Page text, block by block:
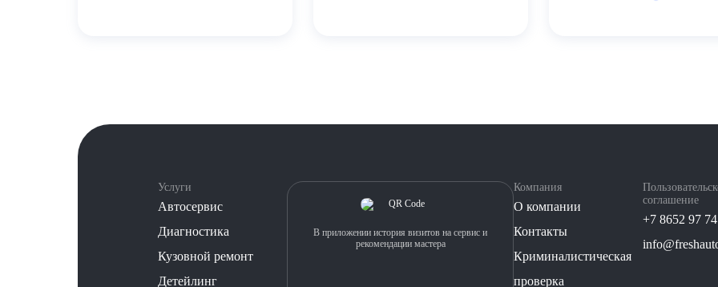
Услуги
Автосервис
Диагностика
Кузовной ремонт
Детейлинг
Компания
О компании
Контакты
Криминалистическая
проверка
соглашение
+7 8652 97
В приложении история визитов на сервис и
рекомендации мастера